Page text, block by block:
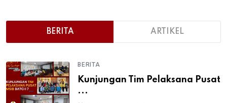
BERITA ARTIKEL
BERITA
Kunjungan Tim Pelaksana Pusat
...